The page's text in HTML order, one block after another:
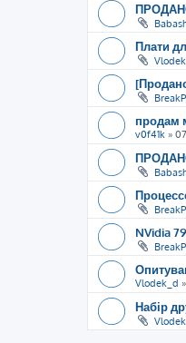
Плати
продам
v0f41k »
NVidia
Vlodek_d »
Набір